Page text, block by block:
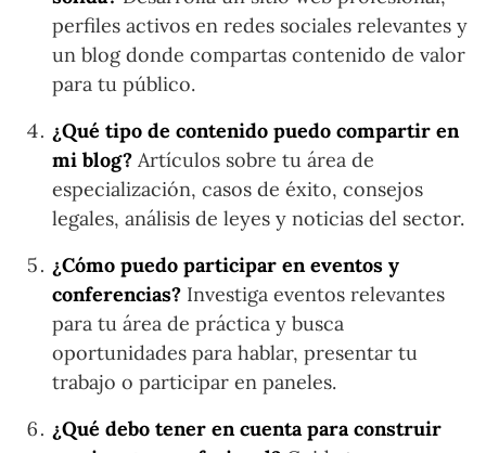
perfiles activos en redes sociales relevantes y
un blog donde compartas contenido de valor
para tu público.
¿Qué tipo de contenido puedo compartir en
mi blog? Artículos sobre tu área de
especialización, casos de éxito, consejos
legales, análisis de leyes y noticias del sector.
¿Cómo puedo participar en eventos y
conferencias? Investiga eventos relevantes
para tu área de práctica y busca
oportunidades para hablar, presentar tu
trabajo o participar en paneles.
¿Qué debo tener en cuenta para construir